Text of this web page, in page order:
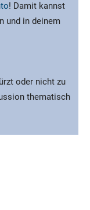
! Damit kannst
und in deinem
oder nicht zu
thematisch